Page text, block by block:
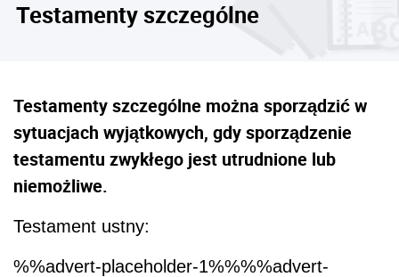
Testamenty szczególne
Testamenty szczególne można sporządzić w
sytuacjach wyjątkowych, gdy sporządzenie
testamentu zwykłego jest utrudnione lub
niemożliwe.
Testament ustny:
%%advert-placeholder-1%%%%advert-